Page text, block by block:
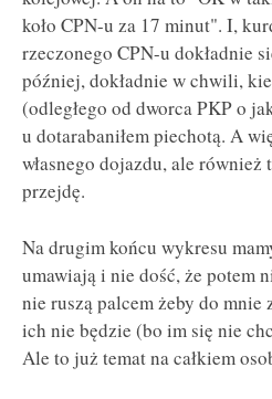
koło CPN-u za 17 minut". I,
rzeczonego CPN-u dokładnie
później, dokładnie w chwili,
(odległego od dworca PKP o
u dotarabaniłem piechotą. A
własnego dojazdu, ale również
przejdę.
Na drugim końcu wykresu
umawiają i nie dość, że potem
nie ruszą palcem żeby do mnie
ich nie będzie (bo im się nie
Ale to już temat na całkiem